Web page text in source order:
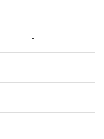
-
-
-